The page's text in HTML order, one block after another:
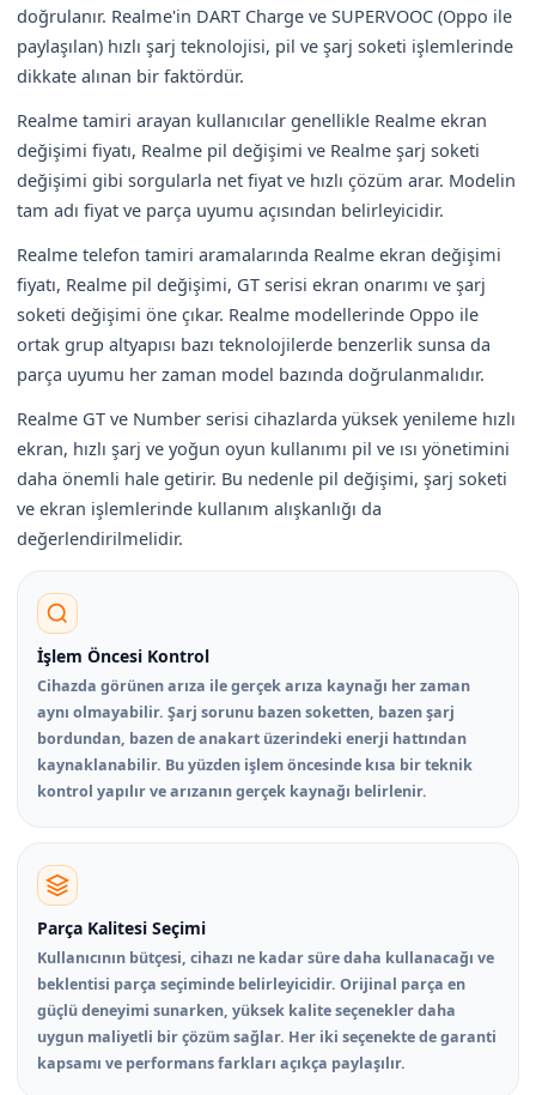
doğrulanır. Realme'in DART Charge ve SUPERVOOC (Oppo ile
paylaşılan) hızlı şarj teknolojisi, pil ve şarj soketi işlemlerinde
dikkate alınan bir faktördür.
Realme tamiri arayan kullanıcılar genellikle Realme ekran
değişimi fiyatı, Realme pil değişimi ve Realme şarj soketi
değişimi gibi sorgularla net fiyat ve hızlı çözüm arar. Modelin
tam adı fiyat ve parça uyumu açısından belirleyicidir.
Realme telefon tamiri aramalarında Realme ekran değişimi
fiyatı, Realme pil değişimi, GT serisi ekran onarımı ve şarj
soketi değişimi öne çıkar. Realme modellerinde Oppo ile
ortak grup altyapısı bazı teknolojilerde benzerlik sunsa da
parça uyumu her zaman model bazında doğrulanmalıdır.
Realme GT ve Number serisi cihazlarda yüksek yenileme hızlı
ekran, hızlı şarj ve yoğun oyun kullanımı pil ve ısı yönetimini
daha önemli hale getirir. Bu nedenle pil değişimi, şarj soketi
ve ekran işlemlerinde kullanım alışkanlığı da
değerlendirilmelidir.
İşlem Öncesi Kontrol
Cihazda görünen arıza ile gerçek arıza kaynağı her zaman
aynı olmayabilir. Şarj sorunu bazen soketten, bazen şarj
bordundan, bazen de anakart üzerindeki enerji hattından
kaynaklanabilir. Bu yüzden işlem öncesinde kısa bir teknik
kontrol yapılır ve arızanın gerçek kaynağı belirlenir.
Parça Kalitesi Seçimi
Kullanıcının bütçesi, cihazı ne kadar süre daha kullanacağı ve
beklentisi parça seçiminde belirleyicidir. Orijinal parça en
güçlü deneyimi sunarken, yüksek kalite seçenekler daha
uygun maliyetli bir çözüm sağlar. Her iki seçenekte de garanti
kapsamı ve performans farkları açıkça paylaşılır.